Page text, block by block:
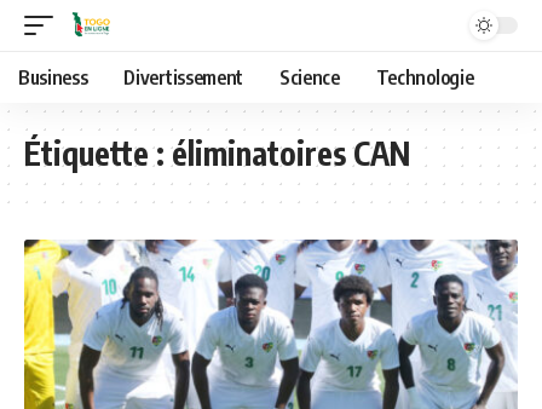
Business Divertissement Science Technologie
Étiquette :éliminatoires CAN